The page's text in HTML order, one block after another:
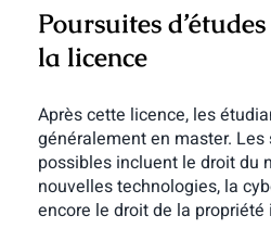
Poursuites
la licence
Après cette licence, les
généralement en master.
possibles incluent le droit du
nouvelles technologies, la
encore le droit de la